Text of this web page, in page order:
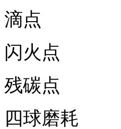
滴
闪火
残碳
四球